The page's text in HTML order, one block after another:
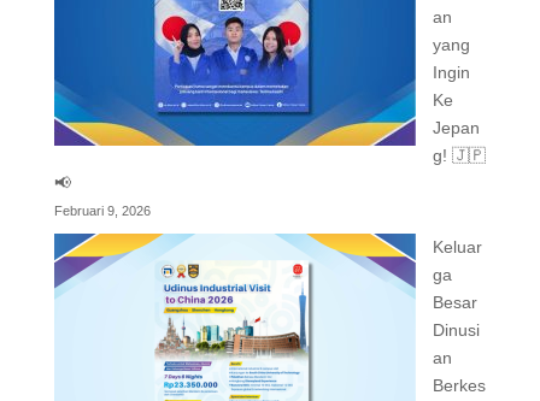
an
yang
Ingin
Ke
Jepan
g! 🇯🇵
📢
Februari 9, 2026
Keluar
ga
Besar
Dinusi
an
Berkes